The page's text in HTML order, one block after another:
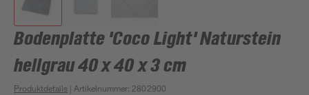
Bodenplatte 'Coco Light' Naturstein
hellgrau 40 x 40 x 3 cm
Produktdetails | Artikelnummer: 2802900